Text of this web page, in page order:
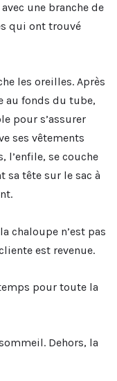
une branche de
qui ont trouvé
les oreilles. Après
au fonds du tube,
pour s’assurer
ses vêtements
l’enfile, se couche
sa tête sur le sac à
chaloupe n’est pas
est revenue.
pour toute la
Dehors, la